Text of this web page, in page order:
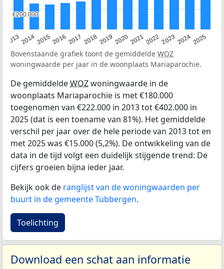
20132014201520162017 20182019 202020212022202320242025
€200.000
€200.000
Bovenstaande grafiek toont de gemiddelde WOZ
woningwaarde per jaar in de woonplaats Mariaparochie.
De gemiddeldeWOZwoningwaarde in de
woonplaats Mariaparochie is met €180.000
toegenomen van €222.000 in 2013 tot €402.000 in
2025 (dat is een toename van 81%). Het gemiddelde
verschil per jaar over de hele periode van 2013 tot en
met 2025 was €15.000 (5,2%). De ontwikkeling van de
data in de tijd volgt een duidelijk stijgende trend: De
cijfers groeien bijna ieder jaar.
Bekijk ook de ranglijst van de woningwaarden per
buurt in de gemeente Tubbergen.
Toelichting
Download een schat aan informatie